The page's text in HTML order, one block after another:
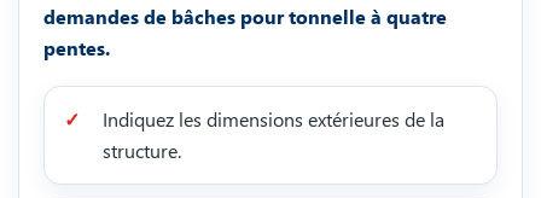
demandes de bâches pour tonnelle à quatre
pentes.
Indiquez les dimensions extérieures de la
structure.